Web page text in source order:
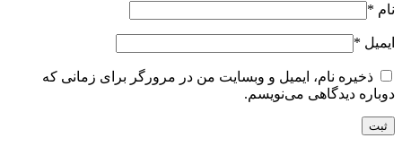
نام *
ایمیل *
ذخیره نام، ایمیل و وبسایت من در مرورگر برای زمانی که
دوباره دیدگاهی می‌نویسم.